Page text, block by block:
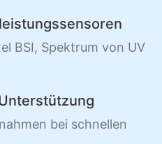
BSI, Spektrum von UV
bei schnellen